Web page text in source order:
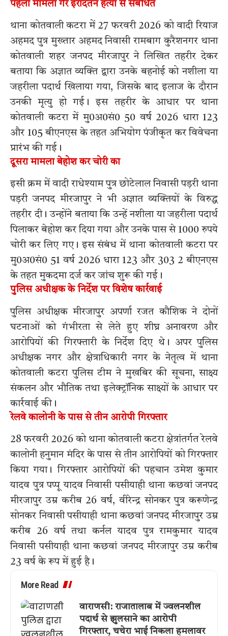
पहला मामला गैर इरादतन हत्या से संबंधित
थाना कोतवाली कटरा में 27 फरवरी 2026 को वादी रियाज
अहमद पुत्र मुख्तार अहमद निवासी रामबाग कुरैशनगर थाना
कोतवाली शहर जनपद मीरजापुर ने लिखित तहरीर देकर
बताया कि अज्ञात व्यक्ति द्वारा उनके बहनोई को नशीला या
जहरीला पदार्थ खिलाया गया, जिसके बाद इलाज के दौरान
उनकी मृत्यु हो गई। इस तहरीर के आधार पर थाना
कोतवाली कटरा में मु0अ0सं0 50 वर्ष 2026 धारा 123
और 105 बीएनएस के तहत अभियोग पंजीकृत कर विवेचना
प्रारंभ की गई।
दूसरा मामला बेहोश कर चोरी का
इसी क्रम में वादी राधेश्याम पुत्र छोटेलाल निवासी पड़री थाना
पड़री जनपद मीरजापुर ने भी अज्ञात व्यक्तियों के विरुद्ध
तहरीर दी। उन्होंने बताया कि उन्हें नशीला या जहरीला पदार्थ
पिलाकर बेहोश कर दिया गया और उनके पास से 1000 रुपये
चोरी कर लिए गए। इस संबंध में थाना कोतवाली कटरा पर
मु0अ0सं0 51 वर्ष 2026 धारा 123 और 303 2 बीएनएस
के तहत मुकदमा दर्ज कर जांच शुरू की गई।
पुलिस अधीक्षक के निर्देश पर विशेष कार्रवाई
पुलिस अधीक्षक मीरजापुर अपर्णा रजत कौशिक ने दोनों
घटनाओं को गंभीरता से लेते हुए शीघ्र अनावरण और
आरोपियों की गिरफ्तारी के निर्देश दिए थे। अपर पुलिस
अधीक्षक नगर और क्षेत्राधिकारी नगर के नेतृत्व में थाना
कोतवाली कटरा पुलिस टीम ने मुखबिर की सूचना, साक्ष्य
संकलन और भौतिक तथा इलेक्ट्रॉनिक साक्ष्यों के आधार पर
कार्रवाई की।
रेलवे कालोनी के पास से तीन आरोपी गिरफ्तार
28 फरवरी 2026 को थाना कोतवाली कटरा क्षेत्रांतर्गत रेलवे
कालोनी हनुमान मंदिर के पास से तीन आरोपियों को गिरफ्तार
किया गया। गिरफ्तार आरोपियों की पहचान उमेश कुमार
यादव पुत्र पप्पू यादव निवासी पसीयाही थाना कछवां जनपद
मीरजापुर उम्र करीब 26 वर्ष, वीरेन्द्र सोनकर पुत्र करूणेन्द्र
सोनकर निवासी पसीयाही थाना कछवां जनपद मीरजापुर उम्र
करीब 26 वर्ष तथा कर्नल यादव पुत्र रामकुमार यादव
निवासी पसीयाही थाना कछवां जनपद मीरजापुर उम्र करीब
23 वर्ष के रूप में हुई है।
More Read
वाराणसी: राजातालाब में ज्वलनशील
पदार्थ से झुलसाने का आरोपी
गिरफ्तार, चचेरा भाई निकला हमलावर